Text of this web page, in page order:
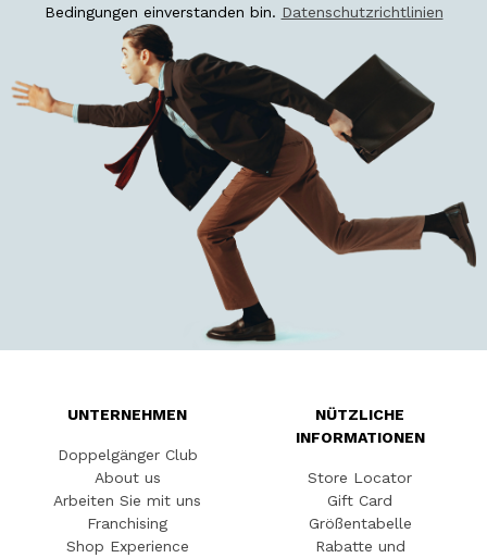
Bedingungen einverstanden bin. Datenschutzrichtlinien
UNTERNEHMEN
Doppelgänger Club
About us
Arbeiten Sie mit uns
Franchising
Shop Experience
NÜTZLICHE
INFORMATIONEN
Store Locator
Gift Card
Größentabelle
Rabatte und